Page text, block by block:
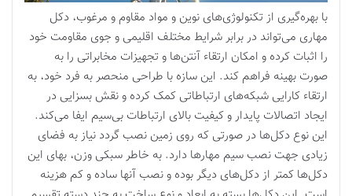
با بهره‌گیری از تکنولوژی‌های نوین و مواد مقاوم و مرغوب، دکل
مهاری می‌تواند در برابر شرایط مختلف اقلیمی و جوی مقاومت خود
را اثبات کرده و امکان ارتقاء آنتن‌ها و تجهیزات مخابراتی را به
صورت بهینه فراهم کند. این سازه با طراحی منحصر به فرد خود، به
ارتقاء کارایی شبکه‌های ارتباطاتی کمک کرده و نقش بسزایی در
ایجاد اتصالات پایدار و کیفیت بالای ارتباطات بی‌سیم ایفا می‌کند.
این نوع دکل‌ها در صورتی که روی زمین نصب گردد نیاز به فضای
زیادی جهت نصب سیم مهارها دارد. به خاطر سبکی وزن، بهای این
دکل‌ها کمتر از دکل‌های دیگر بوده و نصب آنها ساده و کم هزینه